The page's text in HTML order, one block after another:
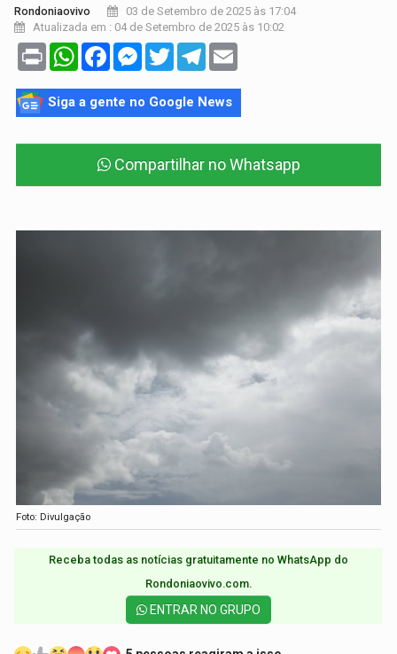
Rondoniaovivo
03 de Setembro de 2025 às 17:04
Atualizada em : 04 de Setembro de 2025 às 10:02
Print WhatsAppFacebookMessenger
TwitterTelegram
Siga a gente no Google News
Compartilhar no Whatsapp
Foto: Divulgação
Receba todas as notícias gratuitamente no WhatsApp do
Rondoniaovivo.com.​
ENTRAR NO GRUPO